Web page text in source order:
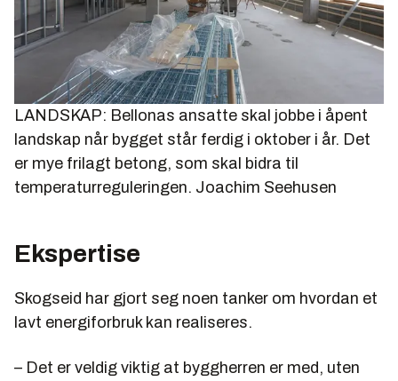
LANDSKAP: Bellonas ansatte skal jobbe i åpent
landskap når bygget står ferdig i oktober i år. Det
er mye frilagt betong, som skal bidra til
temperaturreguleringen. Joachim Seehusen
Ekspertise
Skogseid har gjort seg noen tanker om hvordan et
lavt energiforbruk kan realiseres.
– Det er veldig viktig at byggherren er med, uten